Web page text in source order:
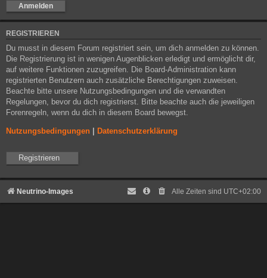
REGISTRIEREN
Du musst in diesem Forum registriert sein, um dich anmelden zu können.
Die Registrierung ist in wenigen Augenblicken erledigt und ermöglicht dir,
auf weitere Funktionen zuzugreifen. Die Board-Administration kann
registrierten Benutzern auch zusätzliche Berechtigungen zuweisen.
Beachte bitte unsere Nutzungsbedingungen und die verwandten
Regelungen, bevor du dich registrierst. Bitte beachte auch die jeweiligen
Forenregeln, wenn du dich in diesem Board bewegst.
Nutzungsbedingungen Datenschutzerklärung
Registrieren
Neutrino-Images Alle Zeiten sind UTC+02:00